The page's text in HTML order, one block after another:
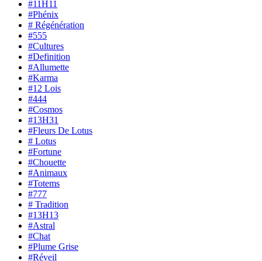
#11H11
#Phénix
# Régénération
#555
#Cultures
#Definition
#Allumette
#Karma
#12 Lois
#444
#Cosmos
#13H31
#Fleurs De Lotus
# Lotus
#Fortune
#Chouette
#Animaux
#Totems
#777
# Tradition
#13H13
#Astral
#Chat
#Plume Grise
#Réveil